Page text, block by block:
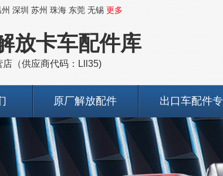
深圳 苏州 珠海 东莞 无锡 更多
放卡车配件库
（供应商代码：Lll35)
原厂解放配件 出口车配件